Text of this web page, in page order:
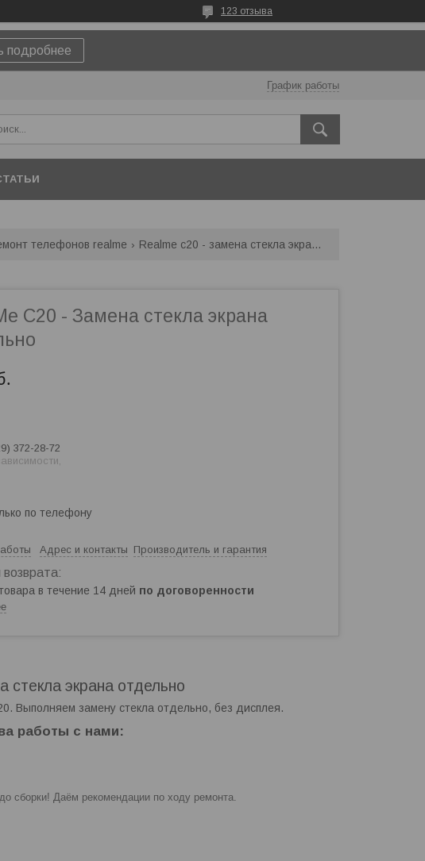
123 отзыва
подробнее
График работы
телефонов realme Realme c20 - замена стекла экрана отдельно
C20 - Замена стекла экрана
372-28-72
по телефону
Адрес и контакты Производитель и гарантия
в течение 14 дней по договоренности
стекла экрана отдельно
Выполняем замену стекла отдельно, без дисплея.
работы с нами:
сборки! Даём рекомендации по ходу ремонта.